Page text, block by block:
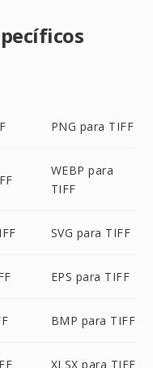
PNG para TIFF
WEBP para
TIFF
SVG para TIFF
EPS para TIFF
BMP para TIFF
XLSX para TIFF